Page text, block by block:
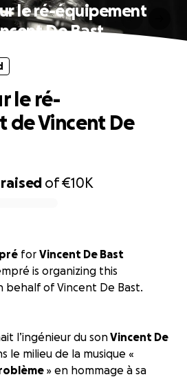
le ré-équipement
De Bast
raised of€10K
le ré-
de Vincent De
for Vincent De Bast
is organizing this
behalf of Vincent De Bast.
l’ingénieur du sonVincent De
le milieu de la musique «
» en hommage à sa